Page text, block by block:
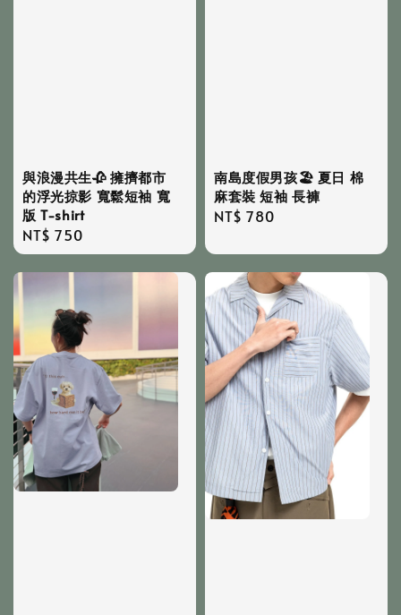
與浪漫共生🥀 擁擠都市
的浮光掠影 寬鬆短袖 寬
版 T-shirt
Regular
price
NT$ 750
南島度假男孩🏖️ 夏日 棉
麻套裝 短袖 長褲
Regular
NT$ 780